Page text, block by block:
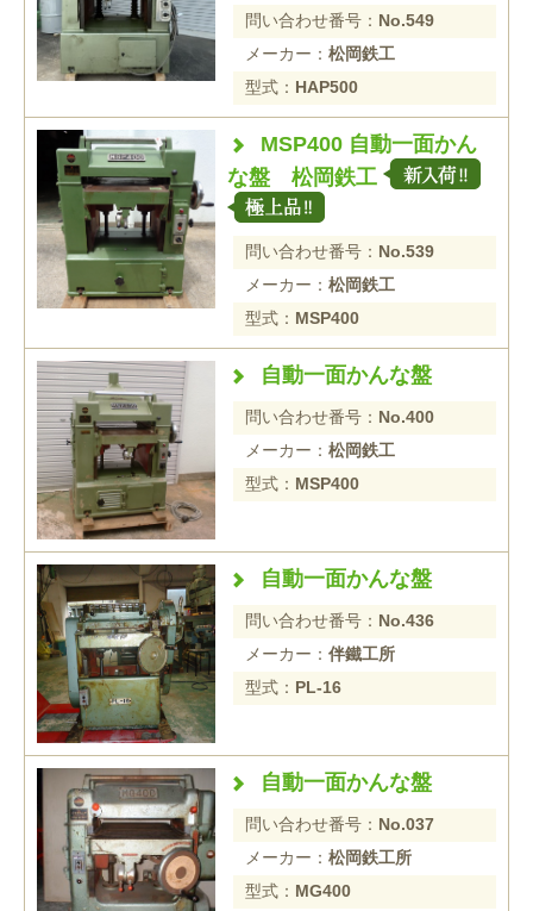
問い合わせ番号： No.549
メーカー： 松岡鉄工
型式： HAP500
MSP400 自動一面かん
な盤 松岡鉄工
問い合わせ番号： No.539
メーカー： 松岡鉄工
型式： MSP400
自動一面かんな盤
問い合わせ番号： No.400
メーカー： 松岡鉄工
型式： MSP400
自動一面かんな盤
問い合わせ番号： No.436
メーカー： 伴鐵工所
型式： PL-16
自動一面かんな盤
問い合わせ番号： No.037
メーカー： 松岡鉄工所
型式： MG400